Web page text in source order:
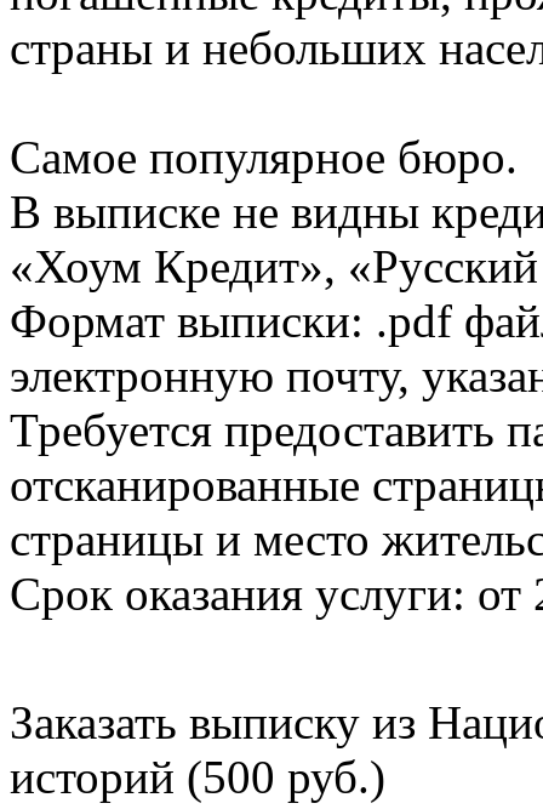
страны и небольших
Самое популярное бюро.
В выписке не видны
«Хоум Кредит»,
Формат выписки: .pdf
электронную почту,
Требуется предоставить
отсканированные
страницы и место
Срок оказания услуги: от
Заказать выписку из
историй (500 руб.)